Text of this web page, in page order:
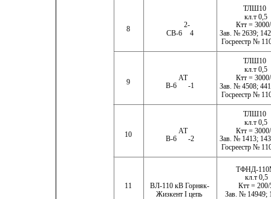
ТЛШ10
кл.т 0,5
Ктт =
Зав. № 2639;
Госреестр №
ТЛШ10
кл.т 0,5
Ктт =
Зав. № 4508;
Госреестр №
ТЛШ10
кл.т 0,5
Ктт =
Зав. № 1413;
Госреестр №
ТФНД-
кл.т 0,5
Ктт =
Зав. № 14949;
8 СВ-6
2-
4
9 В-6
АТ
-1
10 В-6
АТ
-2
11
ВЛ-110 кВ Горняк-
Жизкент I цепь